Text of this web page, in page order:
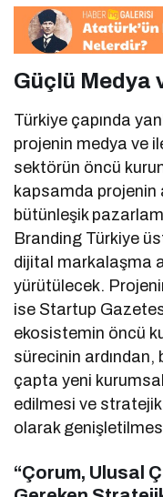
Güçlü Medya
Türkiye çapında
projenin medya ve
sektörün öncü
kapsamda projenin
bütünleşik
Branding Türkiye
dijital markalaşma
yürütülecek.
ise Startup
ekosistemin öncü
sürecinin ardından,
çapta yeni
edilmesi ve stratejik
olarak
“Çorum, Ulusal